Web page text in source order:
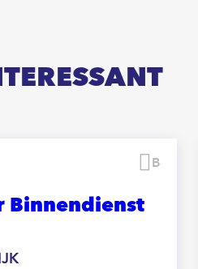
Binnendienst
Bewaren